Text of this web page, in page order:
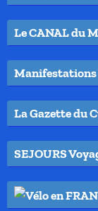
Le CANAL du
Manifestations
La Gazette du
SEJOURS